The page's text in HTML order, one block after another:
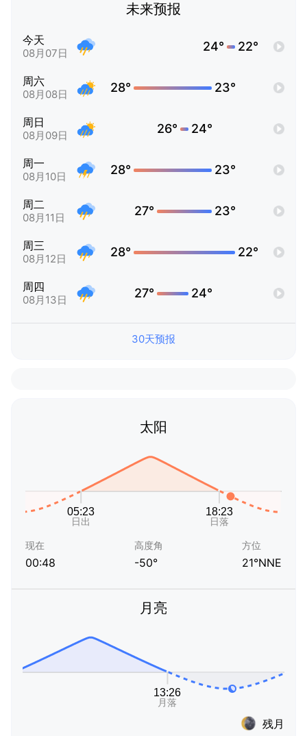
未来预报
今天
08月07日 24° 22°
周六
08月08日 28° 23°
周日
08月09日 26° 24°
周一
08月10日 28° 23°
周二
08月11日 27° 23°
周三
08月12日 28° 22°
周四
08月13日 27° 24°
30天预报
太阳
现在
00:48
高度角
-50°
方位
21°NNE
月亮
残月